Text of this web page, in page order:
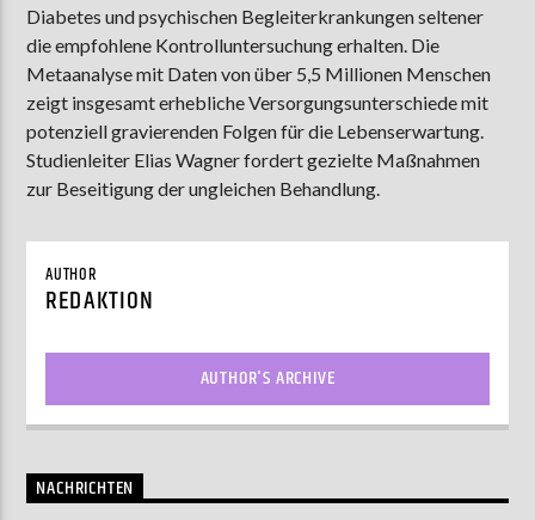
ZU HÖREN INMünster90,9 MHz Steinfurt103,9 MHz
Diabetes und psychischen Begleiterkrankungen seltener
die empfohlene Kontrolluntersuchung erhalten. Die
Metaanalyse mit Daten von über 5,5 Millionen Menschen
zeigt insgesamt erhebliche Versorgungsunterschiede mit
potenziell gravierenden Folgen für die Lebenserwartung.
Studienleiter Elias Wagner fordert gezielte Maßnahmen
zur Beseitigung der ungleichen Behandlung.
AUTHOR
REDAKTION
AUTHOR'S ARCHIVE
NACHRICHTEN